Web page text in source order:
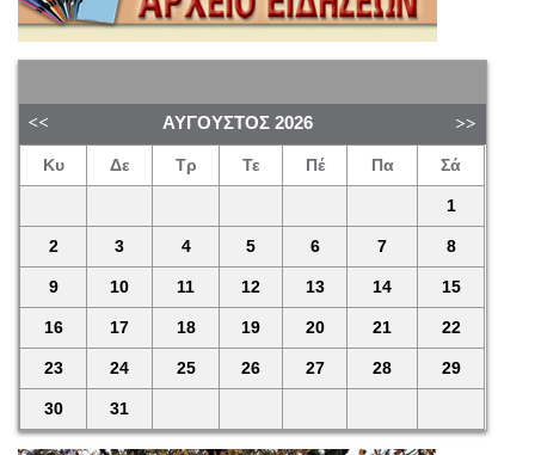
ΑΎΓΟΥΣΤΟΣ 2026
Κυ Δε Τρ Τε Πέ Πα Σά
1
2 3 4 5 6 7 8
9 10 11 12 13 14 15
16 17 18 19 20 21 22
23 24 25 26 27 28 29
30 31